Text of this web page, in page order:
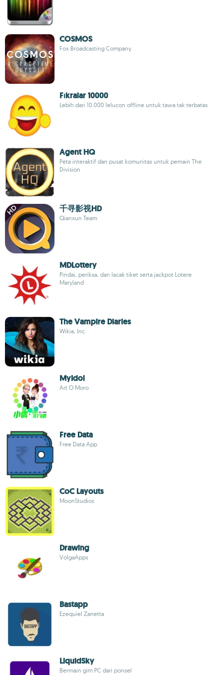
COSMOS
Fox Broadcasting Company
Fıkralar 10000
Lebih dari 10.000 lelucon offline untuk tawa tak terbatas
Agent HQ
Peta interaktif dan pusat komunitas untuk pemain The
Division
千寻影视HD
Qianxun Team
MDLottery
Pindai, periksa, dan lacak tiket serta jackpot Lotere
Maryland
The Vampire Diaries
Wikia, Inc.
MyIdol
Art O Moro
Free Data
Free Data App
CoC Layouts
MoonStudios
Drawing
VolgaApps
Bastapp
Ezequiel Zanetta
LiquidSky
Bermain gim PC dari ponsel